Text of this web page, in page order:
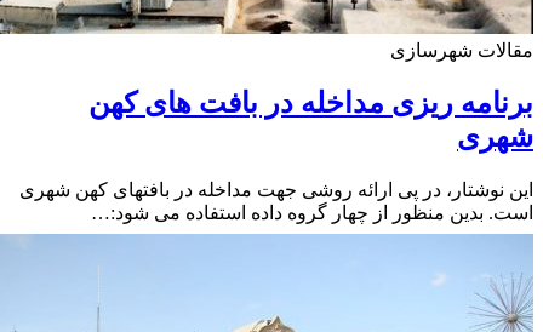
شهرسازی
ریزی مداخله در بافت های کهن
نوشتار، در پی ارائه روشی جهت مداخله در بافتهای کهن شهری
بدین منظور از چهار گروه داده استفاده می شود:…